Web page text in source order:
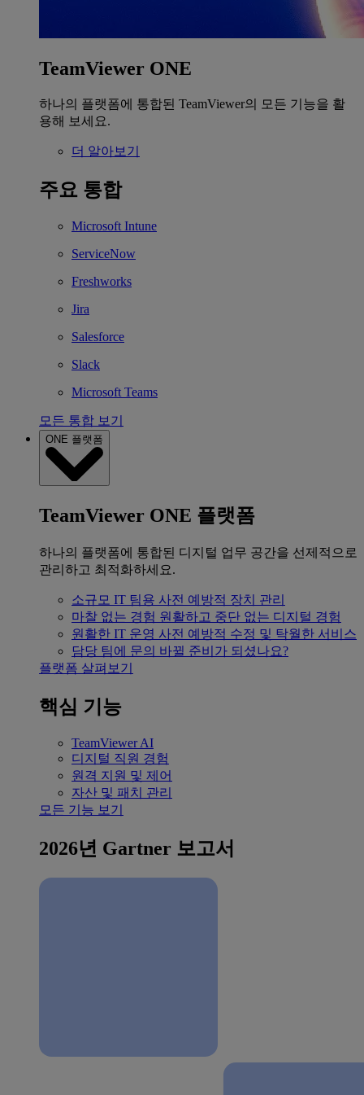
TeamViewer ONE
하나의 플랫폼에 통합된 TeamViewer의 모든 기능을 활
용해 보세요.
더 알아보기
주요 통합
Microsoft Intune
ServiceNow
Freshworks
Jira
Salesforce
Slack
Microsoft Teams
모든 통합 보기
ONE 플랫폼
TeamViewer ONE 플랫폼
하나의 플랫폼에 통합된 디지털 업무 공간을 선제적으로
관리하고 최적화하세요.
소규모 IT 팀용 사전 예방적 장치 관리
마찰 없는 경험 원활하고 중단 없는 디지털 경험
원활한 IT 운영 사전 예방적 수정 및 탁월한 서비스
담당 팀에 문의 바뀔 준비가 되셨나요?
플랫폼 살펴보기
핵심 기능
TeamViewer AI
디지털 직원 경험
원격 지원 및 제어
자산 및 패치 관리
모든 기능 보기
2026년 Gartner 보고서